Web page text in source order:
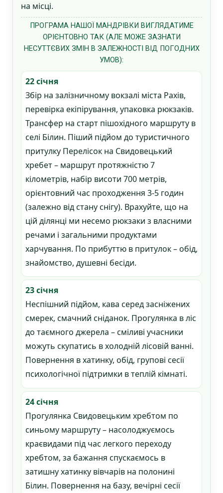
на місці.
ПРОГРАМА НАШОЇ МАНДРІВКИ ВИГЛЯДАТИМЕ
ОРІЄНТОВНО ТАК (АЛЕ МОЖЕ ЗАЗНАТИ
НЕСУТТЄВИХ ЗМІН В ЗАЛЕЖНОСТІ ВІД ПОГОДНИХ
УМОВ):
22 січня
Збір на залізничному вокзалі міста Рахів,
перевірка екіпірування, упаковка рюкзаків.
Трансфер на старт пішохідного маршруту в
селі Білин. Піший підйом до туристичного
притулку Перелісок на Свидовецький
хребет – маршрут протяжністю 7
кілометрів, набір висоти 700 метрів,
орієнтовний час проходження 3-5 годин
(залежно від стану снігу). Врахуйте, що на
цій ділянці ми несемо рюкзаки з власними
речами і загальними продуктами
харчування. По прибуттю в притулок – обід,
знайомство, душевні бесіди.
23 січня
Неспішний підйом, кава серед засніжених
смерек, смачний сніданок. Прогулянка в ліс
до таємного джерела – сміливі учасники
можуть скупатись в холодній лісовій ванні.
Повернення в хатинку, обід, групові сесії
психологічної підтримки в теплій кімнаті.
24 січня
Прогулянка Свидовецьким хребтом по
синьому маршруту – насолоджуємось
краєвидами під час легкого переходу
хребтом, за бажання спускаємось в
затишну хатинку вівчарів на полонині
Білин. Повернення на базу, вечірні сесії